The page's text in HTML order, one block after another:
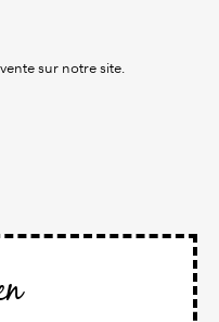
sur notre site.